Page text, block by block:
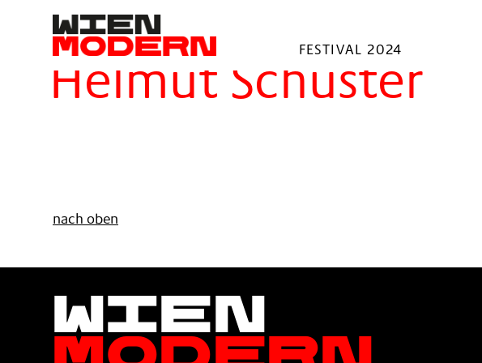
springen
FESTIVAL 2024
Filter
Helmut Schuster
nach oben
Wien
Modern